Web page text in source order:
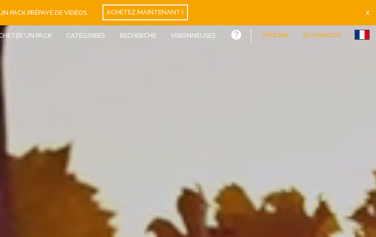
PACK PRÉPAYÉ DE VIDÉOS. ACHETEZ MAINTENANT ! X
UN PACK CATÉGORIES RECHERCHE VISIONNEUSES S'INSCRIRE SE CONNECTER